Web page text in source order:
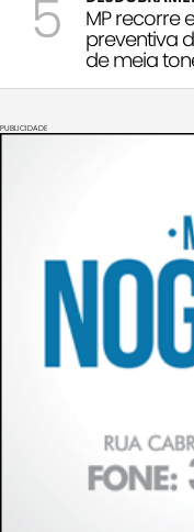
5 MP recorre
preventiva
de meia
PUBLICIDADE